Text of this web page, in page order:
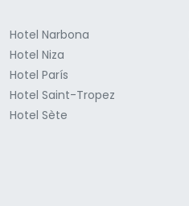
Hotel Narbona
Hotel Niza
Hotel París
Hotel Saint-Tropez
Hotel Sète